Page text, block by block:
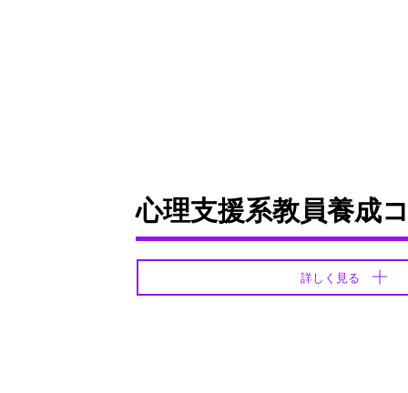
心理支援系教員養成
詳しく見る